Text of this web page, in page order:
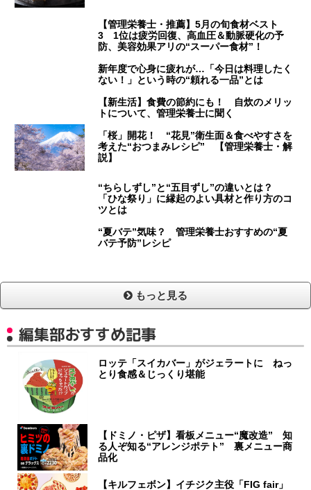
【管理栄養士・推薦】5月の旬食材ベスト
3 1位は疲労回復、高血圧＆動脈硬化の予
防、美容効果アリの“スーパー食材”！
新年度で心身に疲れが…「今日は料理したく
ない！」という時の“頼れる一品”とは
【新生活】食費の節約にも！ 自炊のメリッ
トについて、管理栄養士に聞く
「桜」開花！ “花見”衛生面＆食べやすさを
考えた“おつまみレシピ” 【管理栄養士・解
説】
“ちらしずし”と“五目ずし”の違いとは？
「ひな祭り」に縁起のよい具材と作り方のコ
ツとは
“夏バテ”気味？ 管理栄養士おすすめの“夏
バテ予防”レシピ
もっと見る
編集部おすすめ記事
ロッテ「スイカバー」がジェラートに ねっ
とり食感＆じっくり堪能
【ドミノ・ピザ】看板メニュー“魔改造” 知
る人ぞ知る“アレンジポテト” 裏メニュー商
品化
【キルフェボン】イチジク主役「FIG fair」